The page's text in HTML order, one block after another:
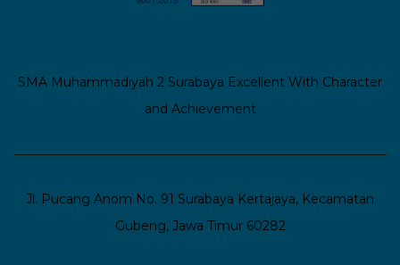
SMA Muhammadiyah 2 Surabaya Excellent With Character
and Achievement
Jl. Pucang Anom No. 91 Surabaya Kertajaya, Kecamatan
Gubeng, Jawa Timur 60282